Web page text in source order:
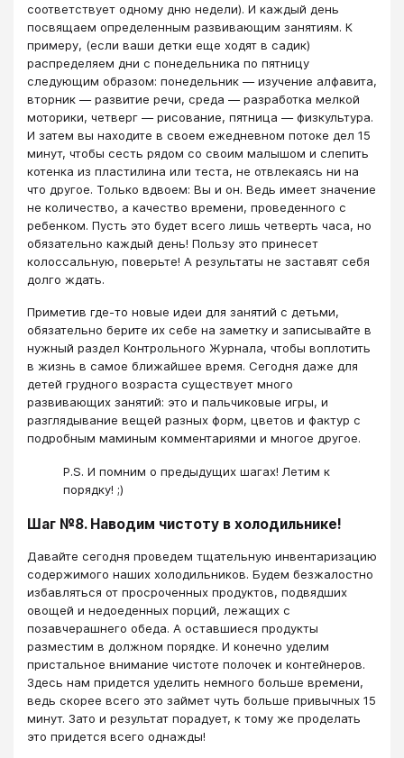
соответствует одному дню недели). И каждый день
посвящаем определенным развивающим занятиям. К
примеру, (если ваши детки еще ходят в садик)
распределяем дни с понедельника по пятницу
следующим образом: понедельник — изучение алфавита,
вторник — развитие речи, среда — разработка мелкой
моторики, четверг — рисование, пятница — физкультура.
И затем вы находите в своем ежедневном потоке дел 15
минут, чтобы сесть рядом со своим малышом и слепить
котенка из пластилина или теста, не отвлекаясь ни на
что другое. Только вдвоем: Вы и он. Ведь имеет значение
не количество, а качество времени, проведенного с
ребенком. Пусть это будет всего лишь четверть часа, но
обязательно каждый день! Пользу это принесет
колоссальную, поверьте! А результаты не заставят себя
долго ждать.
Приметив где-то новые идеи для занятий с детьми,
обязательно берите их себе на заметку и записывайте в
нужный раздел Контрольного Журнала, чтобы воплотить
в жизнь в самое ближайшее время. Сегодня даже для
детей грудного возраста существует много
развивающих занятий: это и пальчиковые игры, и
разглядывание вещей разных форм, цветов и фактур с
подробным маминым комментариями и многое другое.
P.S. И помним о предыдущих шагах! Летим к
порядку! ;)
Шаг №8. Наводим чистоту в холодильнике!
Давайте сегодня проведем тщательную инвентаризацию
содержимого наших холодильников. Будем безжалостно
избавляться от просроченных продуктов, подвядших
овощей и недоеденных порций, лежащих с
позавчерашнего обеда. А оставшиеся продукты
разместим в должном порядке. И конечно уделим
пристальное внимание чистоте полочек и контейнеров.
Здесь нам придется уделить немного больше времени,
ведь скорее всего это займет чуть больше привычных 15
минут. Зато и результат порадует, к тому же проделать
это придется всего однажды!